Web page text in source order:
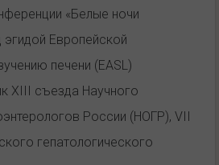
«Белые ночи
эгидой Европейской
печени (EASL)
XIII съезда Научного
России (НОГР), VII
гепатологического